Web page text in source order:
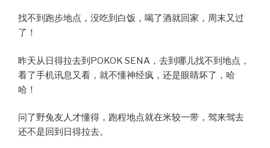
找不到跑步地点，没吃到白饭，喝了酒就回家，周末又过
了！
昨天从日得拉去到POKOK SENA，去到哪儿找不到地点，
看了手机讯息又看，就不懂神经疯，还是眼睛坏了，哈
哈！
问了野兔友人才懂得，跑程地点就在米较一带，驾来驾去
还不是回到日得拉去。